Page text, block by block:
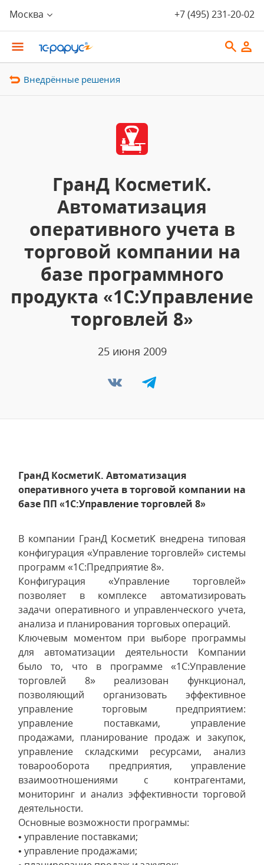
Москва +7 (495) 231-20-02
Внедрённые решения
ГранД КосметиК.
Автоматизация
оперативного учета в
торговой компании на
базе программного
продукта «1С:Управление
торговлей 8»
25 июня 2009
ГранД КосметиК. Автоматизация
оперативного учета в торговой компании на
базе ПП «1С:Управление торговлей 8»
В компании ГранД КосметиК внедрена типовая
конфигурация «Управление торговлей» системы
программ «1С:Предприятие 8».
Конфигурация «Управление торговлей»
позволяет в комплексе автоматизировать
задачи оперативного и управленческого учета,
анализа и планирования торговых операций.
Ключевым моментом при выборе программы
для автоматизации деятельности Компании
было то, что в программе «1С:Управление
торговлей 8» реализован функционал,
позволяющий организовать эффективное
управление торговым предприятием:
управление поставками, управление
продажами, планирование продаж и закупок,
управление складскими ресурсами, анализ
товарооборота предприятия, управление
взаимоотношениями с контрагентами,
мониторинг и анализ эффективности торговой
деятельности.
Основные возможности программы:
• управление поставками;
• управление продажами;